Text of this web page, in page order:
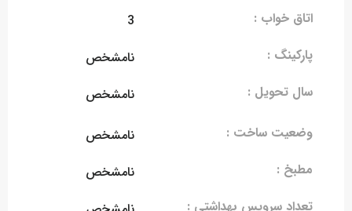
اتاق خواب :
3
پارکینگ :
نامشخص
سال تحویل :
نامشخص
وضعیت ساخت :
نامشخص
مطبخ :
نامشخص
تعداد سرویس بهداشتی :